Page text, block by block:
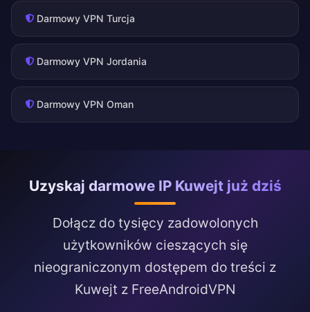
Darmowy VPN Turcja
Darmowy VPN Jordania
Darmowy VPN Oman
Uzyskaj darmowe IP Kuwejt już dziś
Dołącz do tysięcy zadowolonych
użytkowników cieszących się
nieograniczonym dostępem do treści z
Kuwejt z FreeAndroidVPN